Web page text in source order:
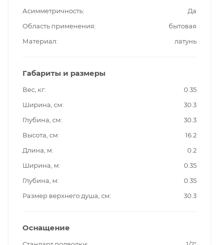
Асимметричность
Да
Область применения
бытовая
Материал
латунь
Габариты и размеры
Вес, кг
0.35
Ширина, см
30.3
Глубина, см
30.3
Высота, см
16.2
Длина, м
0.2
Ширина, м
0.35
Глубина, м
0.35
Размер верхнего душа, см
30.3
Оснащение